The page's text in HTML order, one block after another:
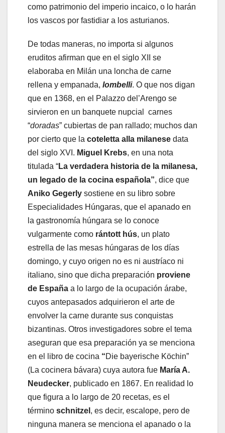
como patrimonio del imperio incaico, o lo harán
los vascos por fastidiar a los asturianos.
De todas maneras, no importa si algunos
eruditos afirman que en el siglo XII se
elaboraba en Milán una loncha de carne
rellena y empanada, lombelli. O que nos digan
que en 1368, en el Palazzo del’Arengo se
sirvieron en un banquete nupcial carnes
“doradas” cubiertas de pan rallado; muchos dan
por cierto que la coteletta alla milanese data
del siglo XVI. Miguel Krebs, en una nota
titulada “La verdadera historia de la milanesa,
un legado de la cocina española”, dice que
Aniko Gegerly sostiene en su libro sobre
Especialidades Húngaras, que el apanado en
la gastronomía húngara se lo conoce
vulgarmente como rántott hús, un plato
estrella de las mesas húngaras de los días
domingo, y cuyo origen no es ni austríaco ni
italiano, sino que dicha preparación proviene
de España a lo largo de la ocupación árabe,
cuyos antepasados adquirieron el arte de
envolver la carne durante sus conquistas
bizantinas. Otros investigadores sobre el tema
aseguran que esa preparación ya se menciona
en el libro de cocina “Die bayerische Köchin”
(La cocinera bávara) cuya autora fue María A.
Neudecker, publicado en 1867. En realidad lo
que figura a lo largo de 20 recetas, es el
término schnitzel , es decir, escalope, pero de
ninguna manera se menciona el apanado o la